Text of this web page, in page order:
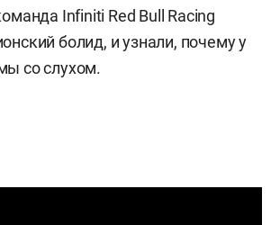
Infiniti Red Bull Racing
болид, и узнали, почему у
со слухом.